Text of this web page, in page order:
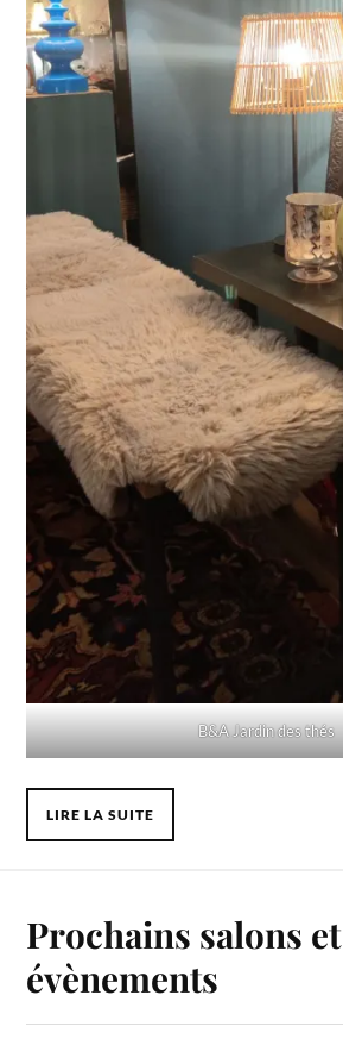
B&A Jardin des thés
LIRE LA SUITE
Prochains salons et
évènements